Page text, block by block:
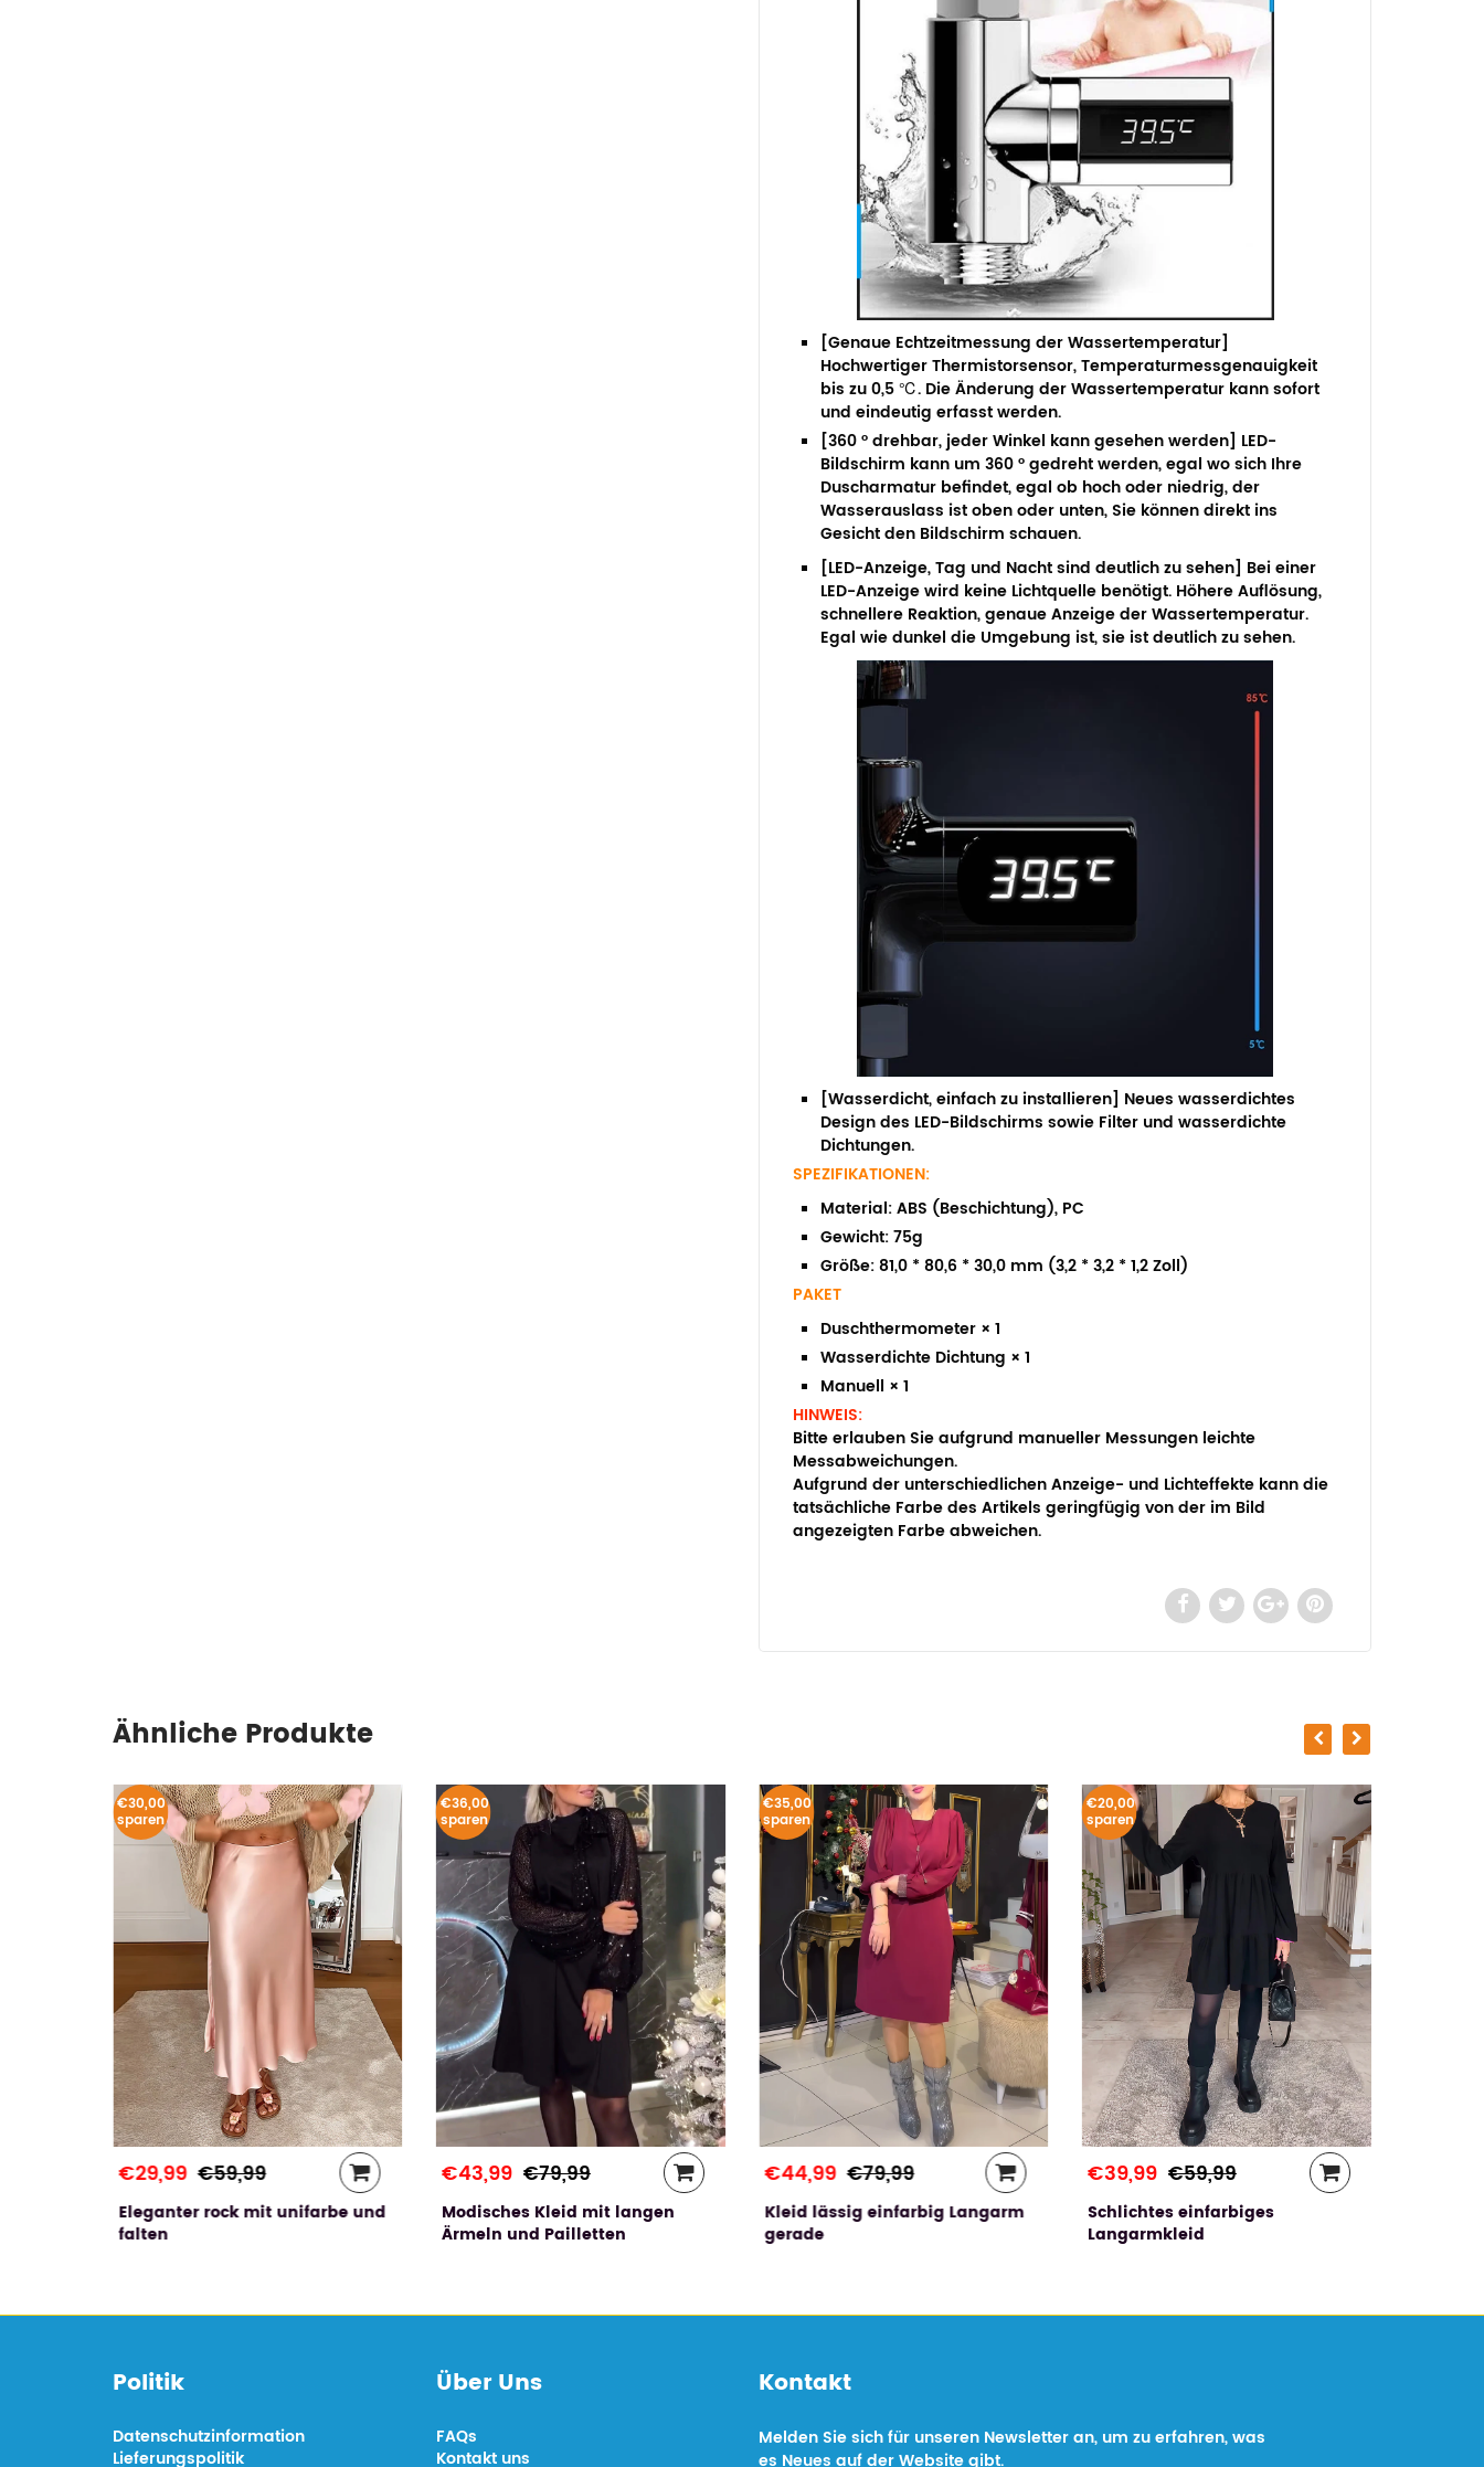
[Genaue Echtzeitmessung der Wassertemperatur]
Hochwertiger Thermistorsensor, Temperaturmessgenauigkeit
bis zu 0,5 ℃. Die Änderung der Wassertemperatur kann sofort
und eindeutig erfasst werden.
[360 ° drehbar, jeder Winkel kann gesehen werden] LED-
Bildschirm kann um 360 ° gedreht werden, egal wo sich Ihre
Duscharmatur befindet, egal ob hoch oder niedrig, der
Wasserauslass ist oben oder unten, Sie können direkt ins
Gesicht den Bildschirm schauen.
[LED-Anzeige, Tag und Nacht sind deutlich zu sehen] Bei einer
LED-Anzeige wird keine Lichtquelle benötigt. Höhere Auflösung,
schnellere Reaktion, genaue Anzeige der Wassertemperatur.
Egal wie dunkel die Umgebung ist, sie ist deutlich zu sehen.
[Wasserdicht, einfach zu installieren] Neues wasserdichtes
Design des LED-Bildschirms sowie Filter und wasserdichte
Dichtungen.
SPEZIFIKATIONEN:
Material: ABS (Beschichtung), PC
Gewicht: 75g
Größe: 81,0 * 80,6 * 30,0 mm (3,2 * 3,2 * 1,2 Zoll)
PAKET
Duschthermometer × 1
Wasserdichte Dichtung × 1
Manuell × 1
HINWEIS:
Bitte erlauben Sie aufgrund manueller Messungen leichte
Messabweichungen.
Aufgrund der unterschiedlichen Anzeige- und Lichteffekte kann die
tatsächliche Farbe des Artikels geringfügig von der im Bild
angezeigten Farbe abweichen.
Ähnliche Produkte
€30,00
sparen
€29,99 €59,99
Eleganter rock mit unifarbe und
falten
€36,00
sparen
€43,99 €79,99
Modisches Kleid mit langen
Ärmeln und Pailletten
€35,00
sparen
€44,99 €79,99
Kleid lässig einfarbig Langarm
gerade
€20,00
sparen
€39,99 €59,99
Schlichtes einfarbiges
Langarmkleid
Politik
Datenschutzinformation
Lieferungspolitik
Über Uns
FAQs
Kontakt uns
Kontakt
Melden Sie sich für unseren Newsletter an, um zu erfahren, was
es Neues auf der Website gibt.